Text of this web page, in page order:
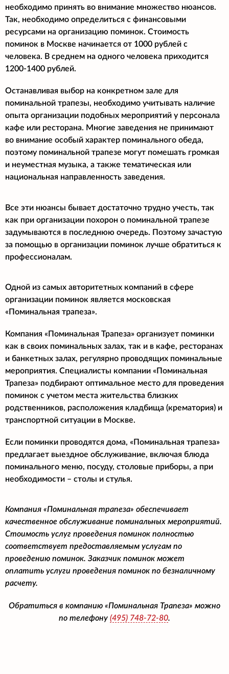
необходимо принять во внимание множество нюансов.
Так, необходимо определиться с финансовыми
ресурсами на организацию поминок. Стоимость
поминок в Москве начинается от 1000 рублей с
человека. В среднем на одного человека приходится
1200-1400 рублей.
Останавливая выбор на конкретном зале для
поминальной трапезы, необходимо учитывать наличие
опыта организации подобных мероприятий у персонала
кафе или ресторана. Многие заведения не принимают
во внимание особый характер поминального обеда,
поэтому поминальной трапезе могут помешать громкая
и неуместная музыка, а также тематическая или
национальная направленность заведения.
Все эти нюансы бывает достаточно трудно учесть, так
как при организации похорон о поминальной трапезе
задумываются в последнюю очередь. Поэтому зачастую
за помощью в организации поминок лучше обратиться к
профессионалам.
Одной из самых авторитетных компаний в сфере
организации поминок является московская
«Поминальная трапеза».
Компания «Поминальная Трапеза» организует поминки
как в своих поминальных залах, так и в кафе, ресторанах
и банкетных залах, регулярно проводящих поминальные
мероприятия. Специалисты компании «Поминальная
Трапеза» подбирают оптимальное место для проведения
поминок с учетом места жительства близких
родственников, расположения кладбища (крематория) и
транспортной ситуации в Москве.
Если поминки проводятся дома, «Поминальная трапеза»
предлагает выездное обслуживание, включая блюда
поминального меню, посуду, столовые приборы, а при
необходимости – столы и стулья.
Компания «Поминальная трапеза» обеспечивает
качественное обслуживание поминальных мероприятий.
Стоимость услуг проведения поминок полностью
соответствует предоставляемым услугам по
проведению поминок. Заказчик поминок может
оплатить услуги проведения поминок по безналичному
расчету.
Обратиться в компанию «Поминальная Трапеза» можно
по телефону (495) 748-72-80.